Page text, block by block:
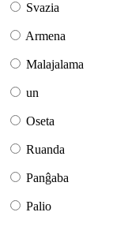
Svazia
Armena
Malajalama
un
Oseta
Ruanda
Panĝaba
Palio